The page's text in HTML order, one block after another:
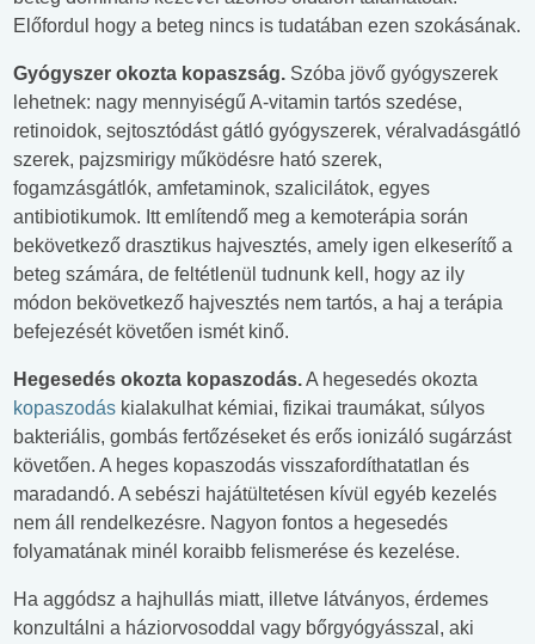
Előfordul hogy a beteg nincs is tudatában ezen szokásának.
Gyógyszer okozta kopaszság. Szóba jövő gyógyszerek
lehetnek: nagy mennyiségű A-vitamin tartós szedése,
retinoidok, sejtosztódást gátló gyógyszerek, véralvadásgátló
szerek, pajzsmirigy működésre ható szerek,
fogamzásgátlók, amfetaminok, szalicilátok, egyes
antibiotikumok. Itt említendő meg a kemoterápia során
bekövetkező drasztikus hajvesztés, amely igen elkeserítő a
beteg számára, de feltétlenül tudnunk kell, hogy az ily
módon bekövetkező hajvesztés nem tartós, a haj a terápia
befejezését követően ismét kinő.
Hegesedés okozta kopaszodás.A hegesedés okozta
kopaszodás kialakulhat kémiai, fizikai traumákat, súlyos
bakteriális, gombás fertőzéseket és erős ionizáló sugárzást
követően. A heges kopaszodás visszafordíthatatlan és
maradandó. A sebészi hajátültetésen kívül egyéb kezelés
nem áll rendelkezésre. Nagyon fontos a hegesedés
folyamatának minél koraibb felismerése és kezelése.
Ha aggódsz a hajhullás miatt, illetve látványos, érdemes
konzultálni a háziorvosoddal vagy bőrgyógyásszal, aki